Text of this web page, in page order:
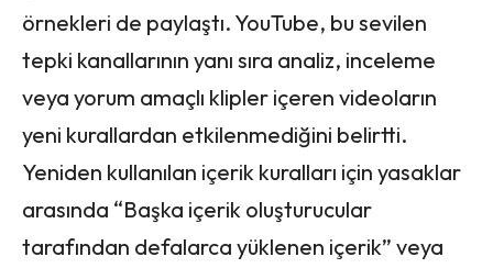
örnekleri de paylaştı. YouTube, bu sevilen
tepki kanallarının yanı sıra analiz, inceleme
veya yorum amaçlı klipler içeren videoların
yeni kurallardan etkilenmediğini belirtti.
Yeniden kullanılan içerik kuralları için yasaklar
arasında “Başka içerik oluşturucular
tarafından defalarca yüklenen içerik” veya